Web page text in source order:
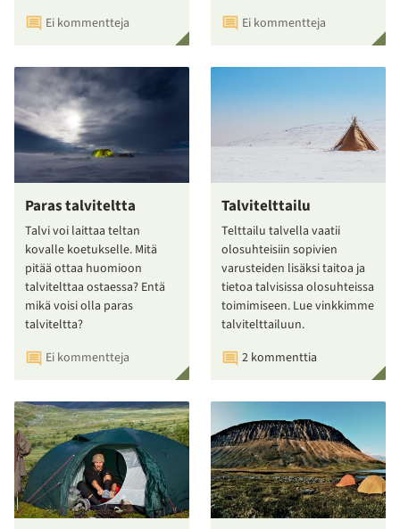
Ei kommentteja
Ei kommentteja
Paras talviteltta
Talvi voi laittaa teltan
kovalle koetukselle. Mitä
pitää ottaa huomioon
talvitelttaa ostaessa? Entä
mikä voisi olla paras
talviteltta?
Ei kommentteja
Talvitelttailu
Telttailu talvella vaatii
olosuhteisiin sopivien
varusteiden lisäksi taitoa ja
tietoa talvisissa olosuhteissa
toimimiseen. Lue vinkkimme
talvitelttailuun.
2 kommenttia